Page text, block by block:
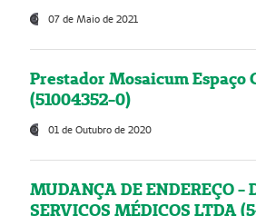
07 de Maio de 2021
Prestador Mosaicum Espaço
(51004352-0)
01 de Outubro de 2020
MUDANÇA DE ENDEREÇO -
SERVIÇOS MÉDICOS LTDA